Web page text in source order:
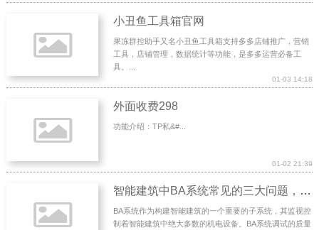
小丑鱼工具箱官网
果冻群控助手又名小丑鱼工具箱支持多多店铺推广，营销
工具，店铺管理，数据统计等功能，是多多运营必备工
具。...
01-03 14:18
外面收费298
功能介绍：TP私&#...
01-02 21:39
智能建筑中BA系统常见的三大问题，20种调试解决方法
BA系统作为构建智能建筑的一个重要的子系统，其监视控
制着智能建筑中绝大多数的机电设备。BA系统调试的质量